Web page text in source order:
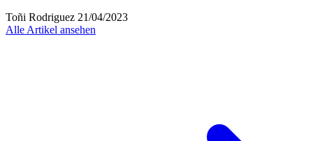
Toñi Rodriguez 21/04/2023
Alle Artikel ansehen